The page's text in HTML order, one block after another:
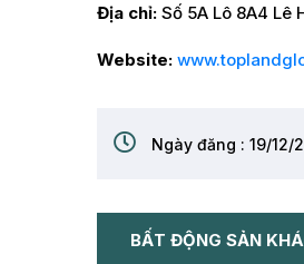
Địa chỉ: Số 5A Lô 8A4 Lê
Website:
Ngày đăng : 19/12/
BẤT ĐỘNG SẢN